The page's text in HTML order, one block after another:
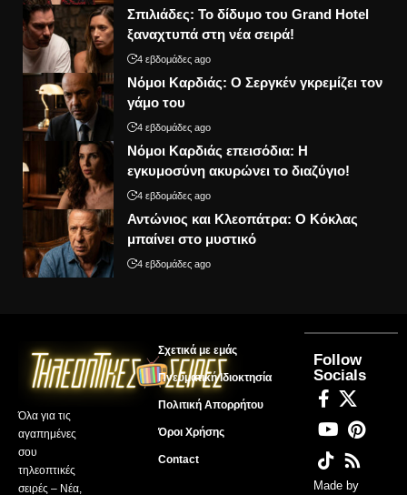
Σπιλιάδες: Το δίδυμο του Grand Hotel
ξαναχτυπά στη νέα σειρά!
4 εβδομάδες ago
Νόμοι Καρδιάς: Ο Σεργκέν γκρεμίζει τον
γάμο του
4 εβδομάδες ago
Νόμοι Καρδιάς επεισόδια: Η
εγκυμοσύνη ακυρώνει το διαζύγιο!
4 εβδομάδες ago
Αντώνιος και Κλεοπάτρα: Ο Κόκλας
μπαίνει στο μυστικό
4 εβδομάδες ago
Όλα για τις
αγαπημένες
σου
τηλεοπτικές
σειρές – Νέα,
Σχετικά με εμάς
Πνευματική Ιδιοκτησία
Πολιτική Απορρήτου
Όροι Χρήσης
Contact
Follow
Socials
Made by